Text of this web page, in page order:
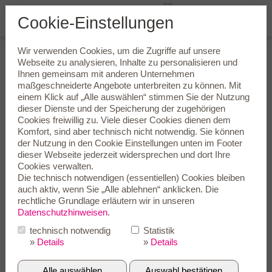
Wie laut ist schädlich? Oder
besser gefragt: Geht es nicht
auch leiser?
Wie laut etwas wahrgenommen wird, richtet sich nach
subjektiven Maßstäben. Objektiv lässt sich jedoch sagen, dass
sich ständige Geräuschbelastung mit niedriger Lautstärke oder
auch kurzfristig extrem hohe Lautstärken schädlich auf das
Gehör auswirken.
Schon eine kontinuierliche Geräuschkulisse mit lediglich 40 dB
(A) kann zu Lern- und Konzentrationsschwierigkeiten führen.
Diese Lautstärke liegt etwa in der Mitte zwischen einem leisen
schon bei dauernder Einwirkung ab 60 dB (A) steigt das Risiko
für Herz-Kreislauf-Erkrankungen beträchtlich. Beispielsweise
Cookie-Einstellungen
Wir verwenden Cookies, um die Zugriffe auf unsere
Webseite zu analysieren, Inhalte zu personalisieren und
Ihnen gemeinsam mit anderen Unternehmen
maßgeschneiderte Angebote unterbreiten zu können. Mit
einem Klick auf „Alle auswählen“ stimmen Sie der Nutzung
dieser Dienste und der Speicherung der zugehörigen
Cookies freiwillig zu. Viele dieser Cookies dienen dem
Komfort, sind aber technisch nicht notwendig. Sie können
der Nutzung in den Cookie Einstellungenunten im Footer
dieser Webseite jederzeit widersprechen und dort Ihre
Cookies verwalten.
Die technisch notwendigen (essentiellen) Cookies bleiben
auch aktiv, wenn Sie „Alle ablehnen“ anklicken. Die
rechtliche Grundlage erläutern wir in unseren
Datenschutzhinweisen.
technisch notwendig
» Details
Statistik
» Details